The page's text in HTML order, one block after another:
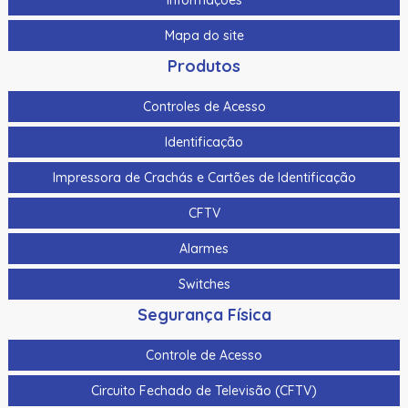
Catraca Inox Hikvision Ds-K3B220Lx-L/Pg-Dp65 Lado
Esquerdo Com Vao 65Cm (Comprar Junto C/ Lado
Catraca Inox Hikvision Ds-K3B220Lx-M/Pg Meio (Comprar
Junto Lado Esquerdo Ou Direito)
Catraca Inox Hikvision Ds-K3B220Lx-R/Pg-Dp65 Lado
Direito C/ Vao 65Cm (Comprar Junto C/ Lado Esquerdo
E/Ou Meio)
Catraca Inox Hikvision Ds-K3G200Lx-R/Pg-Dm55 Sem
Placa C/ Furacao P/ Suporte Facial (Funciona Sozinha)
Catraca Inox Hikvision Ds-K3G200X-R/M-Dm55 C/ Placa
Contraladora (Funciona Sozinha)
Central Master Station De Portaria Hikvision Ds-Km9503
Central Master Station De Portaria Hikvision Ds-Km9503
Ck100 | Assa Abloy | Fechadura Para Gabinetes E Racks
Mapa do site
Produtos
Controles de Acesso
Identificação
Impressora de Crachás e Cartões de Identificação
CFTV
Alarmes
Switches
Segurança Física
Controle de Acesso
Circuito Fechado de Televisão (CFTV)